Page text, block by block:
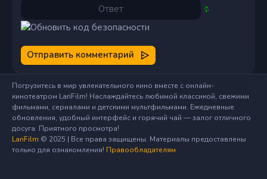
Отправить комментарий
Погрузитесь в мир увлекательного кино вместе с онлайн-
кинотеатром LariFilm! Наслаждайтесь любимой классикой, свежими
фильмами, сериалами и детскими мультфильмами. Ежедневные
обновления, удобный интерфейс и горячий чай — залог отличного
досуга. Приятного просмотра!
LariFilm © 2025 | Все права защищены. Материалы предоставлены
только для ознакомления! Правообладателям